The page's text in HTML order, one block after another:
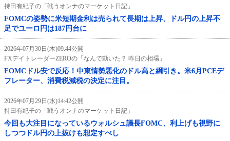
持田有紀子の「戦うオンナのマーケット日記」
FOMCの姿勢に米短期金利は売られて長期は上昇、ドル円の上昇不
足でユーロ円は187円台に
2026年07月30日(木)09:44公開
FXデイトレーダーZEROの「なんで動いた？ 昨日の相場」
FOMCドル安で反応！中東情勢悪化のドル高と綱引き。米6月PCEデ
フレーター、消費税減税の決定に注目。
2026年07月29日(水)14:42公開
持田有紀子の「戦うオンナのマーケット日記」
今回も大注目になっているウォルシュ議長FOMC、利上げも視野に
しつつドル円の上抜けも想定すべし